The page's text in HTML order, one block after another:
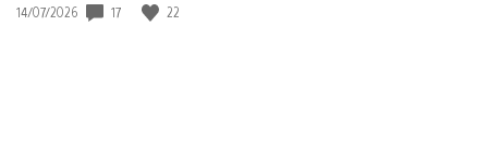
Data
14/07/2026 17 22